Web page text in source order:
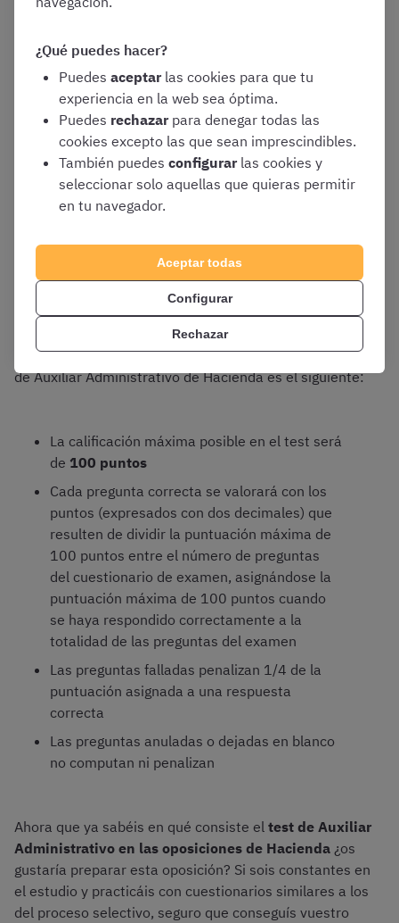
Las 50 restantes versarán sobre el
Cada pregunta tiene4 alternativas
respuesta, de las que solo una será correcta
El tiempo máximo del que dispondréis para
finalizar el test será de75 minutos
¿Cómo se valora el test de Auxiliar
Administrativo en las oposiciones de
Hacienda?
El sistema de puntuación del test de estas oposiciones
de Auxiliar Administrativo de Hacienda es el siguiente:
La calificación máxima posible en el test será
de 100 puntos
Cada pregunta correcta se valorará con los
puntos (expresados con dos decimales) que
resulten de dividir la puntuación máxima de
100 puntos entre el número de preguntas
del cuestionario de examen, asignándose la
puntuación máxima de 100 puntos cuando
se haya respondido correctamente a la
totalidad de las preguntas del examen
Las preguntas falladas penalizan 1/4 de la
puntuación asignada a una respuesta
correcta
Las preguntas anuladas o dejadas en blanco
no computan ni penalizan
Ahora que ya sabéis en qué consiste el test de Auxiliar
Administrativo en las oposiciones de Hacienda ¿os
gustaría preparar esta oposición? Si sois constantes en
el estudio y practicáis con cuestionarios similares a los
del proceso selectivo, seguro que conseguís vuestro
¿Qué puedes hacer?
Puedes aceptar las cookies para que tu
experiencia en la web sea óptima.
Puedes rechazar para denegar todas las
cookies excepto las que sean imprescindibles.
También puedes configurar las cookies y
seleccionar solo aquellas que quieras permitir
en tu navegador.
Aceptar todas
Configurar
Rechazar